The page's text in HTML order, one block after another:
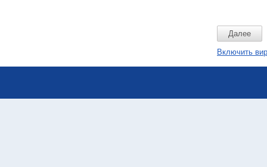
Включить